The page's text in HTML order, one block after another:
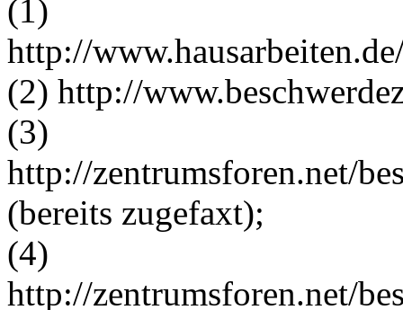
(1)
http://
(2) http://
(3)
http://zentrumsforen.net/
(bereits zugefaxt);
(4)
http://zentrumsforen.net/